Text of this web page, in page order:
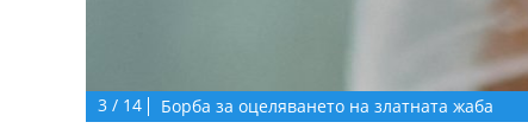
3 / 14 Борба за оцеляването на златната жаба